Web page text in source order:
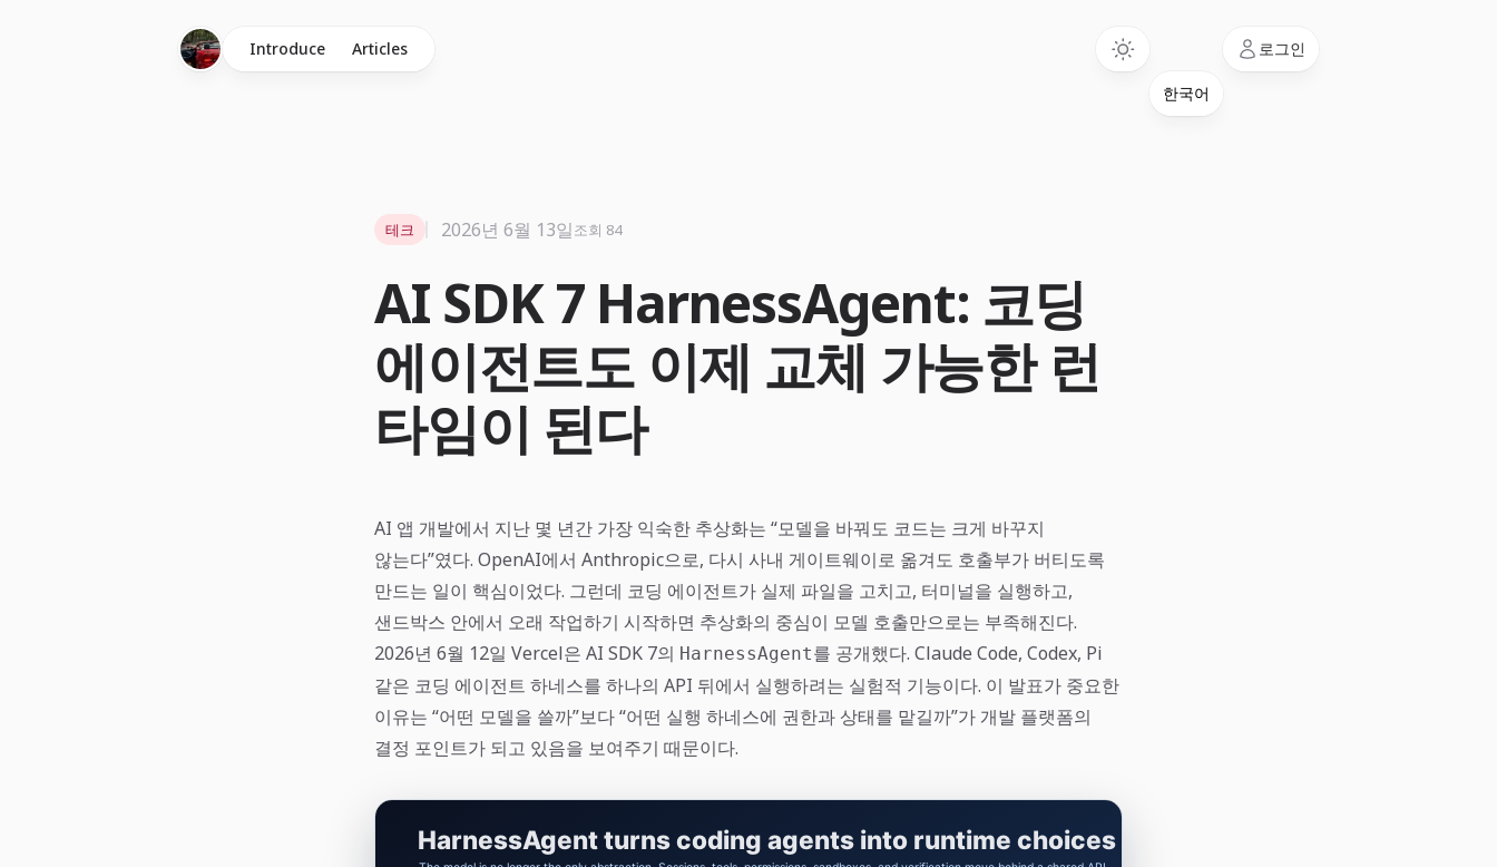
Introduce Articles 로그인
AI SDK 7 HarnessAgent: 코딩
에이전트도 이제 교체 가능한 런
타임이 된다
테크 2026년 6월 13일조회 84
AI 앱 개발에서 지난 몇 년간 가장 익숙한 추상화는 “모델을 바꿔도 코드는 크게 바꾸지
않는다”였다. OpenAI에서 Anthropic으로, 다시 사내 게이트웨이로 옮겨도 호출부가 버티도록
만드는 일이 핵심이었다. 그런데 코딩 에이전트가 실제 파일을 고치고, 터미널을 실행하고,
샌드박스 안에서 오래 작업하기 시작하면 추상화의 중심이 모델 호출만으로는 부족해진다.
2026년 6월 12일 Vercel은 AI SDK 7의 HarnessAgent를 공개했다. Claude Code, Codex, Pi
같은 코딩 에이전트 하네스를 하나의 API 뒤에서 실행하려는 실험적 기능이다. 이 발표가 중요한
이유는 “어떤 모델을 쓸까”보다 “어떤 실행 하네스에 권한과 상태를 맡길까”가 개발 플랫폼의
결정 포인트가 되고 있음을 보여주기 때문이다.